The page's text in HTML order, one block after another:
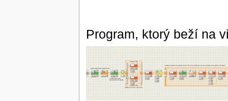
Program, ktorý beží na